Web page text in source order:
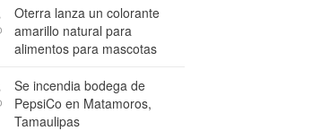
Oterra lanza un colorante
amarillo natural para
alimentos para mascotas
Se incendia bodega de
PepsiCo en Matamoros,
Tamaulipas